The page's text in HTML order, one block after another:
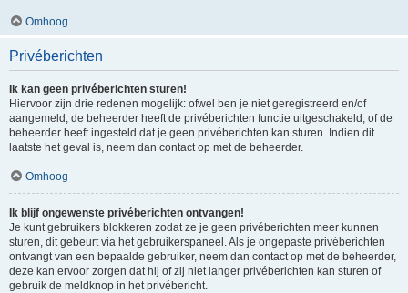
Omhoog
Privéberichten
Ik kan geen privéberichten sturen!
Hiervoor zijn drie redenen mogelijk: ofwel ben je niet geregistreerd en/of
aangemeld, de beheerder heeft de privéberichten functie uitgeschakeld, of de
beheerder heeft ingesteld dat je geen privéberichten kan sturen. Indien dit
laatste het geval is, neem dan contact op met de beheerder.
Omhoog
Ik blijf ongewenste privéberichten ontvangen!
Je kunt gebruikers blokkeren zodat ze je geen privéberichten meer kunnen
sturen, dit gebeurt via het gebruikerspaneel. Als je ongepaste privéberichten
ontvangt van een bepaalde gebruiker, neem dan contact op met de beheerder,
deze kan ervoor zorgen dat hij of zij niet langer privéberichten kan sturen of
gebruik de meldknop in het privébericht.